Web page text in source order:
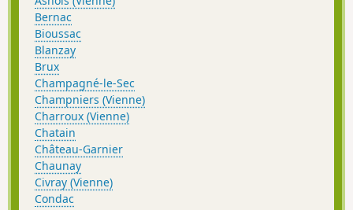
uniquement référence au parcours
"adulte".
Bernac
Bioussac
Blanzay
Brux
Champagné-le-Sec
Champniers (Vienne)
Charroux (Vienne)
Chatain
Château-Garnier
Chaunay
Civray (Vienne)
Condac